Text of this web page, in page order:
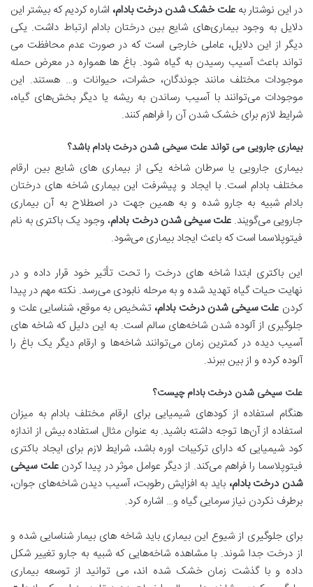
در این نوشتار به علت خشک شدن درخت بادام، اشاره کردیم که بیشتر این
دلایل به وجود بیماری‌های شایع بین درختان بادام ارتباط داشت. یکی‌
دیگر از این دلایل، عاملی خارجی است که در صورت عدم محافظت می‌
تواند باعث آسیب رسیدن به گیاه شود. باغ‌ ها همواره در معرض حمله
موجودات مختلف مانند جوندگان، حشرات، حیوانات و… هستند. این
موجودات می‌توانند با آسیب رساندن به ریشه یا دیگر بخش‌های گیاه،
شرایط لازم برای خشک شدن آن را فراهم کنند.
بیماری جارویی می تواند علت سیخی شدن درخت بادام باشد؟
بیماری جارویی یا سرطان شاخه یکی از بیماری ‌های شایع بین ارقام
مختلف بادام است. با ایجاد و پیشرفت این بیماری شاخه ‌های درختان
بادام شبیه به جارو شده و به همین جهت در اصطلاح به آن بیماری
جارویی می‌گویند.علت سیخی شدن درخت بادام، وجود یک باکتری به نام
فیتوپلاسما است که باعث ایجاد بیماری می‌شود.
این باکتری ابتدا شاخه ‌های درخت را تحت ‌تأثیر خود قرار داده و در
نهایت حیات گیاه تهدید شده و به مرحله نابودی می‌رسد. نکته مهم در پیدا
کردن علت سیخی شدن درخت بادام، تشخیص به موقع، شناسایی علت و
جلوگیری از آلوده شدن شاخه‌های سالم است. به این دلیل که شاخه ‌های
آسیب ‌دیده در کمترین زمان می‌توانند شاخه‌ها و ارقام دیگر یک باغ را
آلوده کرده و از بین ببرند.
علت سیخی شدن درخت بادام چیست؟
هنگام استفاده از کودهای شیمیایی برای ارقام مختلف بادام به میزان
استفاده از آن‌ها توجه داشته باشید. به ‌عنوان مثال استفاده بیش از اندازه
کود شیمیایی که دارای ترکیبات اوره باشد، شرایط لازم برای ایجاد باکتری
فیتوپلاسما را فراهم می‌کند. از دیگر عوامل موثر در پیدا کردنعلت سیخی
شدن درخت بادام، باید به افزایش رطوبت، آسیب دیدن شاخه‌های جوان،
برطرف نکردن نیاز سرمایی گیاه و… اشاره کرد.
برای جلوگیری از شیوع این بیماری باید شاخه ‌های بیمار شناسایی شده و
از درخت جدا شوند. با مشاهده شاخه‌هایی که شبیه به جارو تغییر شکل
داده و با گذشت زمان خشک شده‌ اند، می ‌توانید از توسعه بیماری